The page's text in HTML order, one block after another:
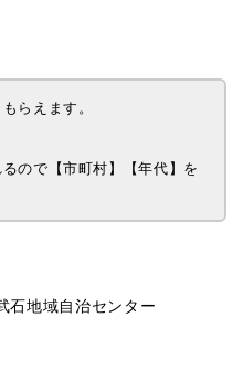
らえます。
ので【市町村】【年代】を
石地域自治センター